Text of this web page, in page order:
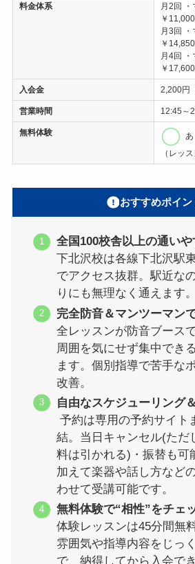
料金体系
月2回
￥
月3回
￥
月4回
￥
入会金 2,200円
営業時間 12:45～
無料体験
あ
（レッ
おすすめポイン
全国100校舎以上の通いや
下北沢校は各線下北沢駅
でアクセス抜群。駅近な
りにも無理なく通えます。
完全防音＆マンツーマン
全レッスンが防音ブース
周囲を気にせず集中でき
ます。個別指導で苦手な
改善。
自由なスケジューリング
予約は専用の予約サイト
結。当日キャンセル(ただ
料は引かれる)・振替も可
加えて楽器や話し方など
わせて受講可能です。
無料体験で“相性”をチェ
体験レッスンは45分間無
雰囲気や指導内容をじっ
で、納得してから入会で